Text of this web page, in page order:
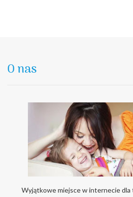
O nas
Wyjątkowe miejsce w internecie